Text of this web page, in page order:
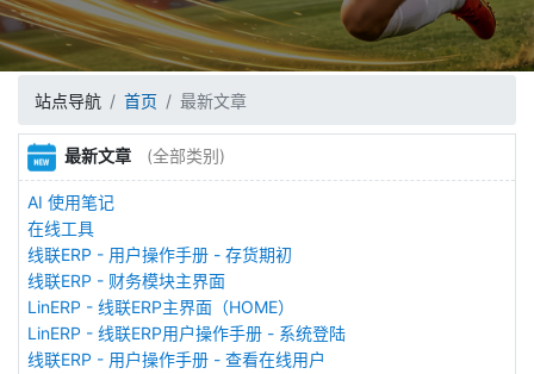
站点导航 首页 最新文章
最新文章 (全部类别)
AI 使用笔记
在线工具
线联ERP - 用户操作手册 - 存货期初
线联ERP - 财务模块主界面
LinERP - 线联ERP主界面（HOME）
LinERP - 线联ERP用户操作手册 - 系统登陆
线联ERP - 用户操作手册 - 查看在线用户